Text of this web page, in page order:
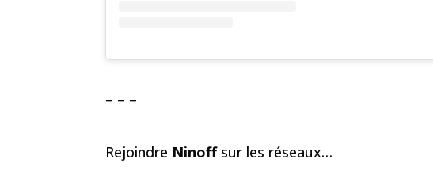
– – –
Rejoindre Ninoff sur les réseaux…